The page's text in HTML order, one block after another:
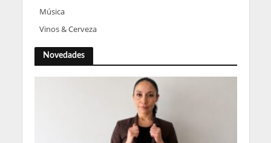
Música
Vinos & Cerveza
Novedades